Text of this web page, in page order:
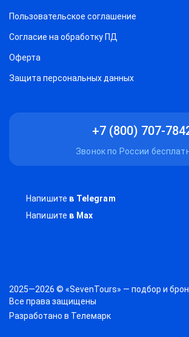
Пользовательское соглашение
Согласие на обработку ПД
Оферта
Защитa персональных данных
+7 (800) 707-
Звонок по России
Напишите в Telegram
Напишите в Max
2025—2026 © «SevenTours» — подбор и
Все права защищены
Разработано в Телемарк